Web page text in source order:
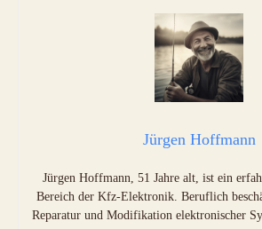
Jürgen Hoffmann
Jürgen Hoffmann, 51 Jahre alt, ist ein
Bereich der Kfz-Elektronik. Beruflich
Reparatur und Modifikation elektronischer